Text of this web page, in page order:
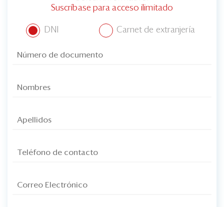
Suscríbase para acceso ilimitado
DNI Carnet de extranjería